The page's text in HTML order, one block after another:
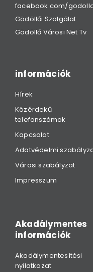
facebook.com/
Gödöllői Szolgálat
Gödöllő Városi Net Tv
információk
Hírek
Közérdekű
telefonszámok
Kapcsolat
Adatvédelmi
Városi szabályzat
Impresszum
Akadálymentes
információk
Akadálymentesítési
nyilatkozat